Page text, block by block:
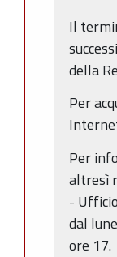
Il
della
Per
Per
altresì
-
dal
ore 17.